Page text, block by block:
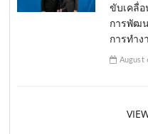
ขับเคลื่
การพัฒ
การทำง
August